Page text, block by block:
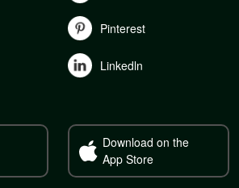
Pinterest
Linkedln
Download on the
App Store